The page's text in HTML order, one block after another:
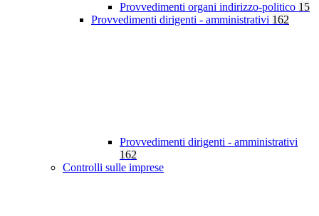
Provvedimenti organi indirizzo-politico 15
Provvedimenti dirigenti - amministrativi 162
Provvedimenti dirigenti - amministrativi
162
Controlli sulle imprese